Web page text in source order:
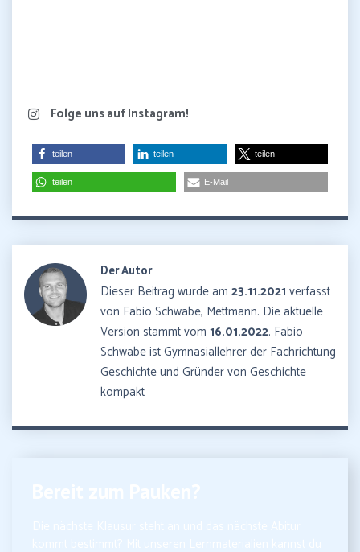
Folge uns auf Instagram!
teilen teilen teilen
teilen E-Mail
Der Autor
Dieser Beitrag wurde am 23.11.2021 verfasst
von Fabio Schwabe, Mettmann. Die aktuelle
Version stammt vom 16.01.2022. Fabio
Schwabe ist Gymnasiallehrer der Fachrichtung
Geschichte und Gründer von Geschichte
kompakt